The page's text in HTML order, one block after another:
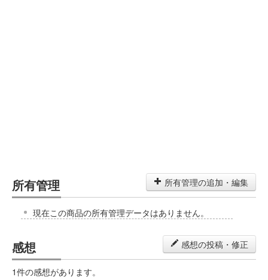
所有管理 所有管理の追加・編集
現在この商品の所有管理データはありません。
感想 感想の投稿・修正
1件の感想があります。